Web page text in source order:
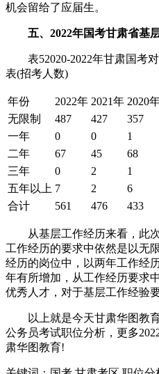
机会留给了应届生。
五、2022年国考甘肃省基
表52020-2022年甘肃国考
表(招考人数)
年份 2022年 2021年 2020
无限制
487 427
357
一年
0 0
1
二年
67 45
68
三年
0 2
1
五年以上 7 2
6
合计
561 476 433
从基层工作经历来看，此
工作经历的要求中依然是以无
经历的岗位中，以两年工作经
年有所增加，从工作经历要求
优秀人才，对于基层工作经验
以上就是今天甘肃华图教
公务员考试职位分析，更多
肃华图教育!